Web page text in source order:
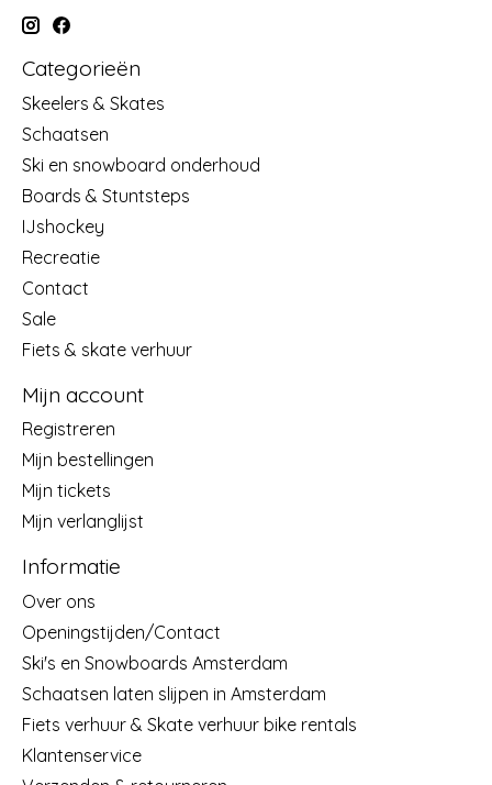
Categorieën
Skeelers & Skates
Schaatsen
Ski en snowboard onderhoud
Boards & Stuntsteps
IJshockey
Recreatie
Contact
Sale
Fiets & skate verhuur
Mijn account
Registreren
Mijn bestellingen
Mijn tickets
Mijn verlanglijst
Informatie
Over ons
Openingstijden/Contact
Ski's en Snowboards Amsterdam
Schaatsen laten slijpen in Amsterdam
Fiets verhuur & Skate verhuur bike rentals
Klantenservice